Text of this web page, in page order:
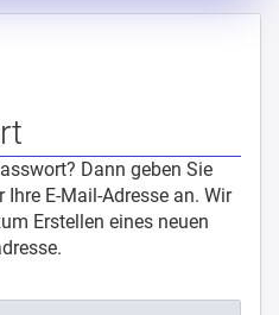
Dann geben Sie
E-Mail-Adresse an. Wir
Erstellen eines neuen